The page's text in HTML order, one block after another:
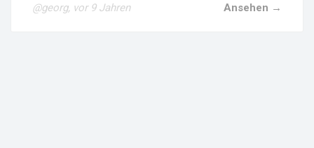
@georg, vor 9 Jahren
Ansehen →